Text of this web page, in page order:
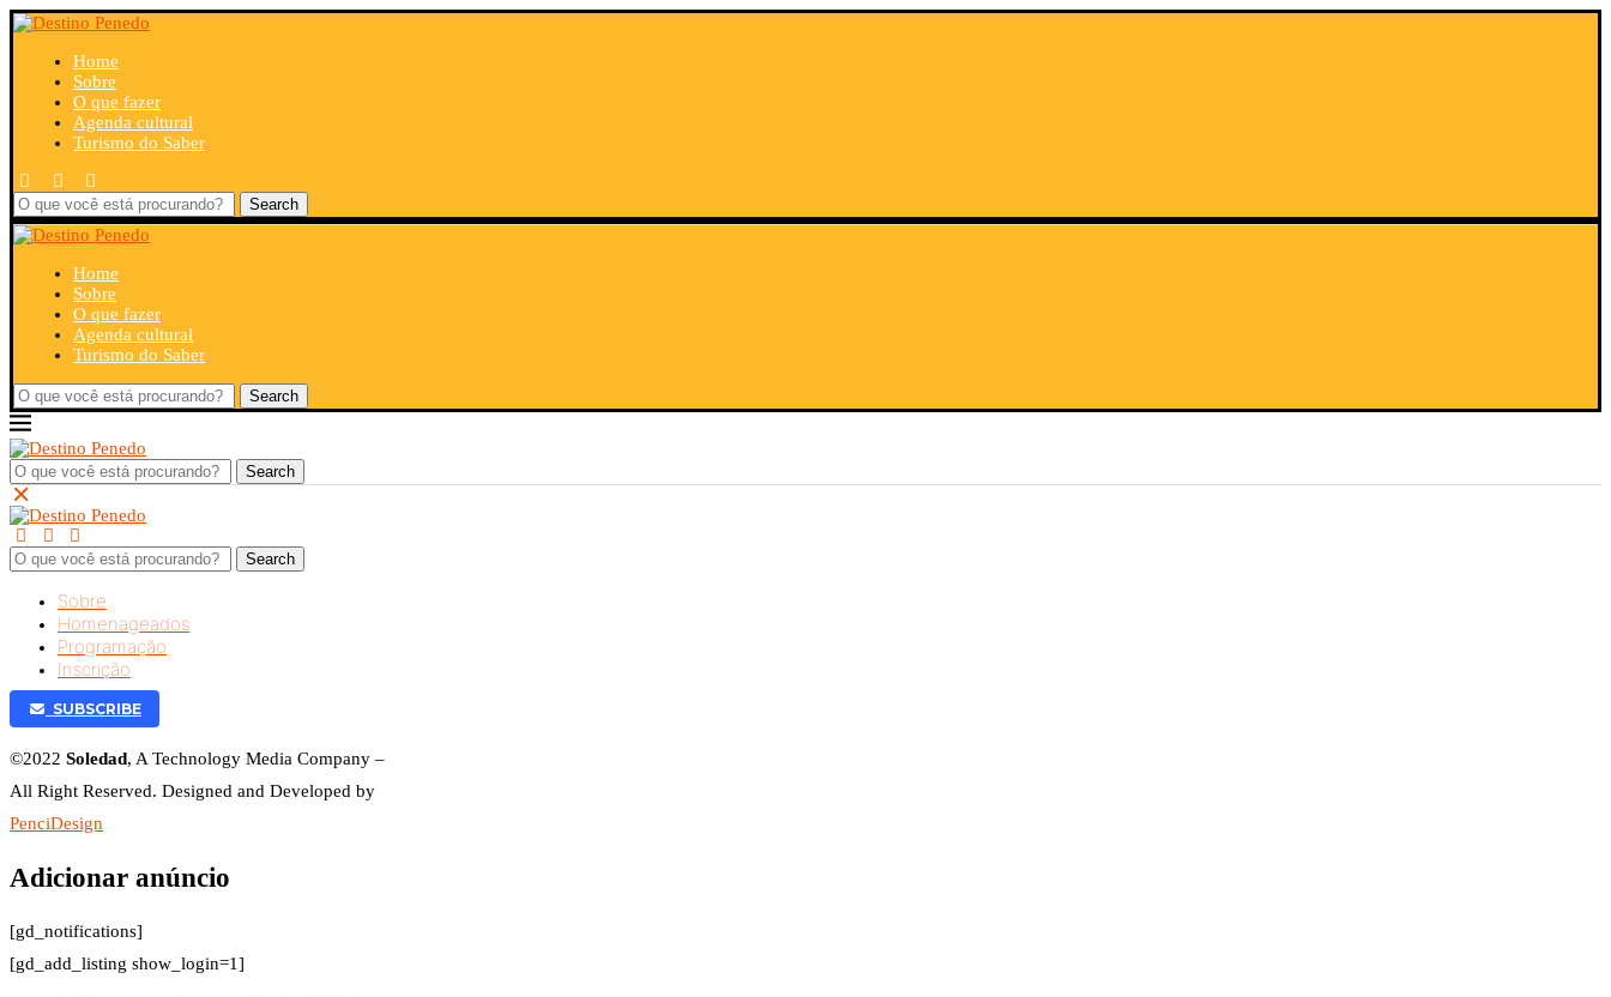
Home
Sobre
O que fazer
Agenda cultural
Turismo do Saber
Search
Home
Sobre
O que fazer
Agenda cultural
Turismo do Saber
Search
Search
Search
Sobre
Homenageados
Programação
Inscrição
SUBSCRIBE
©2022 Soledad, A Technology Media Company –
All Right Reserved. Designed and Developed by
PenciDesign
Adicionar anúncio
[gd_notifications]
[gd_add_listing show_login=1]